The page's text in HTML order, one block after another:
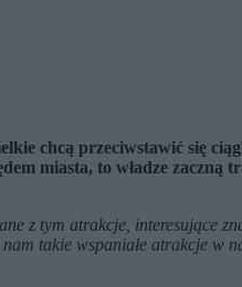
chcą przeciwstawić się
miasta, to władze zaczną
z tym atrakcje, interesujące
takie wspaniałe atrakcje w